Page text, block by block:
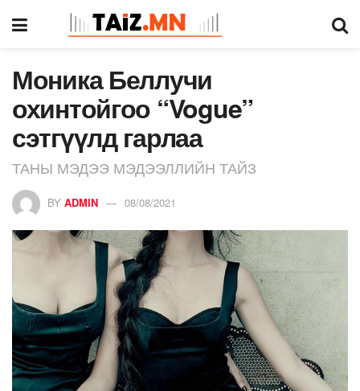
Моника Беллучи
охинтойгоо “Vogue”
сэтгүүлд гарлаа
ТАНЫ МЭДЭЭ МЭДЭЭЛЛИЙН ТАЙЗ
BY ADMIN 08/08/2021